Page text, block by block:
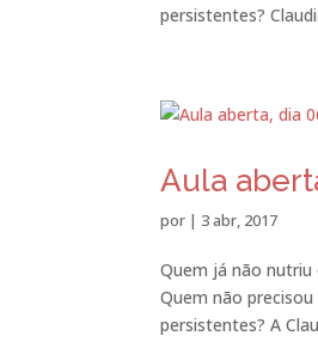
persistentes?
Aula
por | 3 abr, 2017
Quem já não nutriu
Quem não
persistentes? A